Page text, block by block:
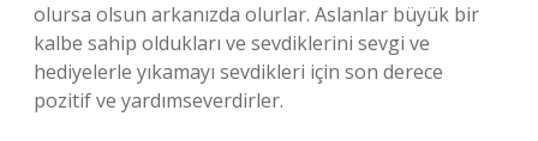
olursa olsun arkanızda olurlar. Aslanlar büyük bir
kalbe sahip oldukları ve sevdiklerini sevgi ve
hediyelerle yıkamayı sevdikleri için son derece
pozitif ve yardımseverdirler.